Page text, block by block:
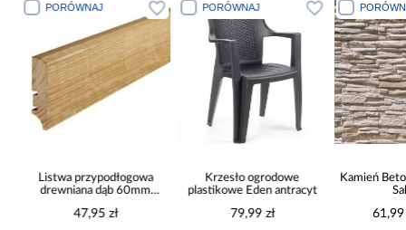
PORÓWNAJ
Krzesło ogrodowe
plastikowe Eden antracyt
79,99 zł
PORÓWNAJ
Kamień Betonowy Avignon
Sahara
61,99 zł / op.